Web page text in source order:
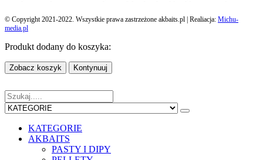
© Copyright 2021-2022. Wszystkie prawa zastrzeżone akbaits.pl | Realiacja: Michu-
media.pl
Produkt dodany do koszyka:
Zobacz koszyk Kontynuuj
KATEGORIE
AKBAITS
PASTY I DIPY